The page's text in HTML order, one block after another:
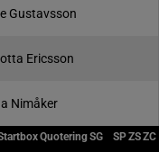
Gustavsson
Ericsson
Nimåker
QuoteringSG SPZSZC